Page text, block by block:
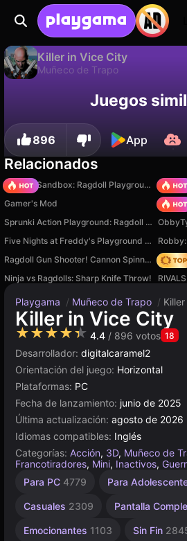
Killer in Vice City
Muñeco de Trapo
Juegos
896 App
Relacionados
Sprunki Sandbox: Ragdoll Playground Mode
Barry
Gamer's Mod
Piece
Sprunki Action Playground: Ragdoll Sandbox
Five Nights at Freddy's Playground Sandbox
Ragdoll Gun Shooter! Cannon Spinner Playground
My
Ninja vs Ragdolls: Sharp Knife Throw!
Playgama / Muñeco de Trapo /
Killer in Vice City
★★★★★ 4.4 / 896 votos 18
Desarrollador: digitalcaramel2
Orientación del juego: Horizontal
Plataformas: PC
Fecha de lanzamiento: junio de 2025
Última actualización: agosto de 2026
Idiomas compatibles: Inglés
Categorías: Acción, 3D, Muñeco de
Francotiradores, Mini, Inactivos,
Para PC 4779 Para
Casuales 2309 Pantalla
Emocionantes 1103 Sin Fin
Arte
Agilidad
Escritorio
Sandbox
Alta
3569
Rusos
Browser
Unity
línea